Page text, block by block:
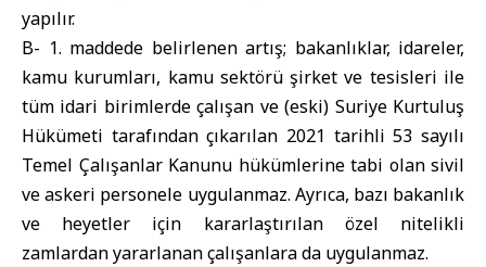
yapılır.
B- 1. maddede belirlenen artış; bakanlıklar, idareler,
kamu kurumları, kamu sektörü şirket ve tesisleri ile
tüm idari birimlerde çalışan ve (eski) Suriye Kurtuluş
Hükümeti tarafından çıkarılan 2021 tarihli 53 sayılı
Temel Çalışanlar Kanunu hükümlerine tabi olan sivil
ve askeri personele uygulanmaz. Ayrıca, bazı bakanlık
ve heyetler için kararlaştırılan özel nitelikli
zamlardan yararlanan çalışanlara da uygulanmaz.